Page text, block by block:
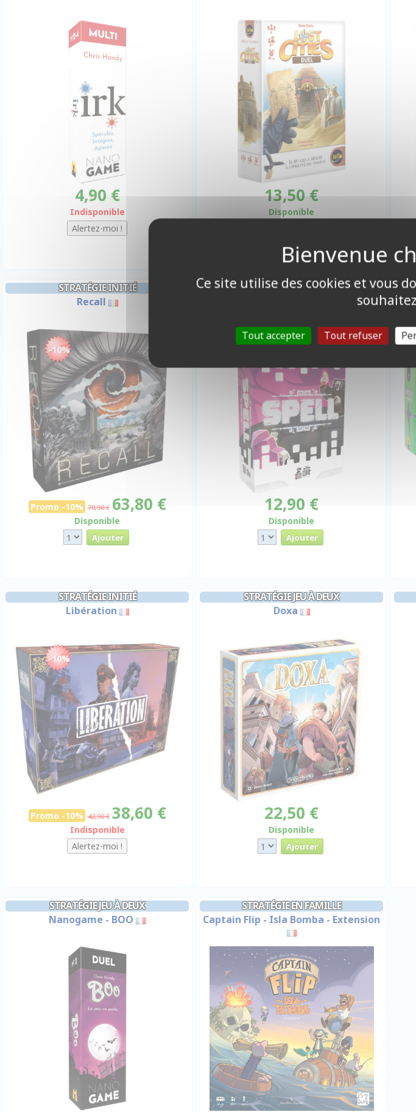
4,90 €
Indisponible
13,50 €
Disponible
STRATÉGIE INITIÉ
Recall
-10%
Promo -10% 70,90 € 63,80 €
Disponible
STRATÉGIE EN FAMILLE
12,90 €
Disponible
STRATÉGIE INITIÉ
Libération
-10%
Promo -10% 42,90 € 38,60 €
Indisponible
STRATÉGIE JEU À DEUX
Doxa
22,50 €
Disponible
STRATÉGIE JEU À DEUX
Nanogame - BOO
STRATÉGIE EN FAMILLE
Captain Flip - Isla Bomba - Extension
Ce site utilise des cookies et vous
Tout accepter Tout refuser